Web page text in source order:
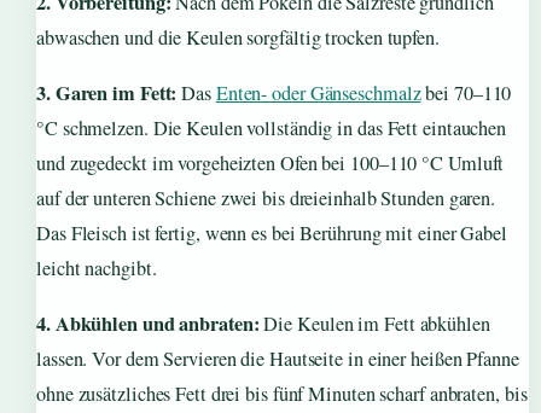
abwaschen und die Keulen sorgfältig trocken tupfen.
3. Garen im Fett: DasEnten- oder Gänseschmalzbei 70–110
°C schmelzen. Die Keulen vollständig in das Fett eintauchen
und zugedeckt im vorgeheizten Ofen bei 100–110 °C Umluft
auf der unteren Schiene zwei bis dreieinhalb Stunden garen.
Das Fleisch ist fertig, wenn es bei Berührung mit einer Gabel
leicht nachgibt.
4. Abkühlen und anbraten:Die Keulen im Fett abkühlen
lassen. Vor dem Servieren die Hautseite in einer heißen Pfanne
ohne zusätzliches Fett drei bis fünf Minuten scharf anbraten, bis